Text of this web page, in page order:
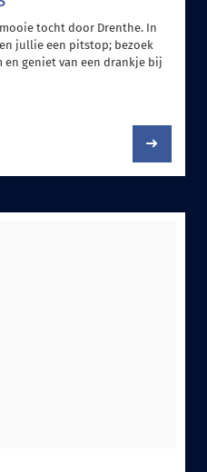
tocht door Drenthe. In
jullie een pitstop; bezoek
en geniet van een drankje bij